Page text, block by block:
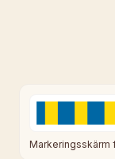
Markeringsskärm